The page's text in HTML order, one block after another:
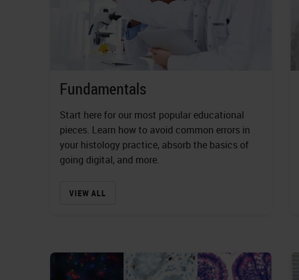
Fundamentals
Start here for our most popular educational
pieces. Learn how to avoid common errors in
your histology practice, absorb the basics of
going digital, and more.
VIEW ALL